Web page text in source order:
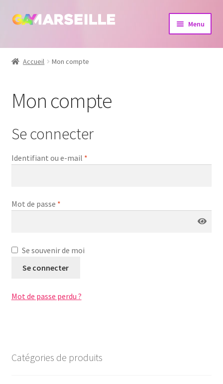
Aller
navigation
Aller
Menu
Boutique
Calendrier
Dvd
Livres
Accueil Mon compte
Mon compte
Se connecter
Identifiant ou e-mail *Obligatoire
Mot de passe *Obligatoire
Se souvenir de moi
Se connecter
Mot de passe perdu ?
Catégories de produits